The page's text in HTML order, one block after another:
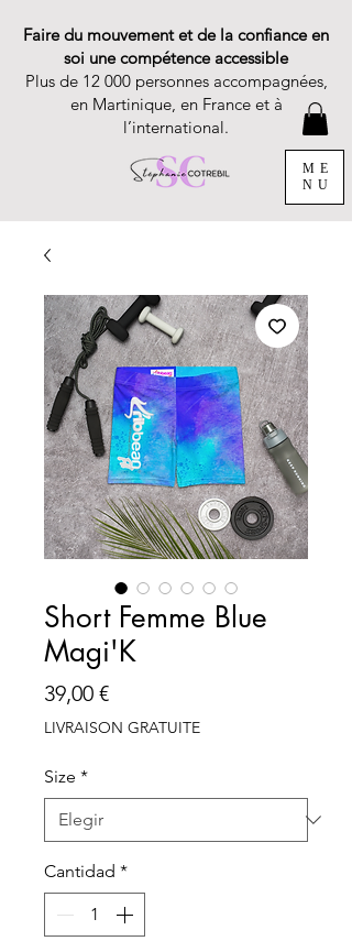
Faire du mouvement et de la confiance en
soi une compétence accessible
Plus de 12 000 personnes accompagnées,
en Martinique, en France et à
l’international.
ME
NU
Short Femme Blue
Magi'K
39,00 €Precio
LIVRAISON GRATUITE
Size *
Cantidad *